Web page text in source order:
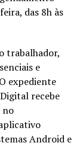
das 8h às
trabalhador,
e
expediente
recebe
no
Android e